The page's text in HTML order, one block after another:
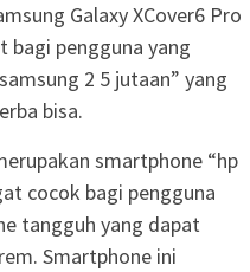
Galaxy XCover6 Pro
bagi pengguna yang
2 5 jutaan” yang
bisa.
smartphone “hp
cocok bagi pengguna
tangguh yang dapat
Smartphone ini